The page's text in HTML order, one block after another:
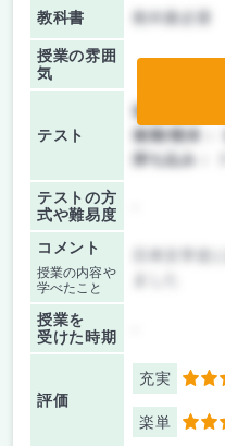
教科書 教科書必要
授業の雰囲
気
テスト
前期/中間：
後期/期末：
持ち込み：
テストの方
式や難易度
コメント
授業の内容や
学べたこと
授業を
受けた時期
評価
充実 5
楽単 3